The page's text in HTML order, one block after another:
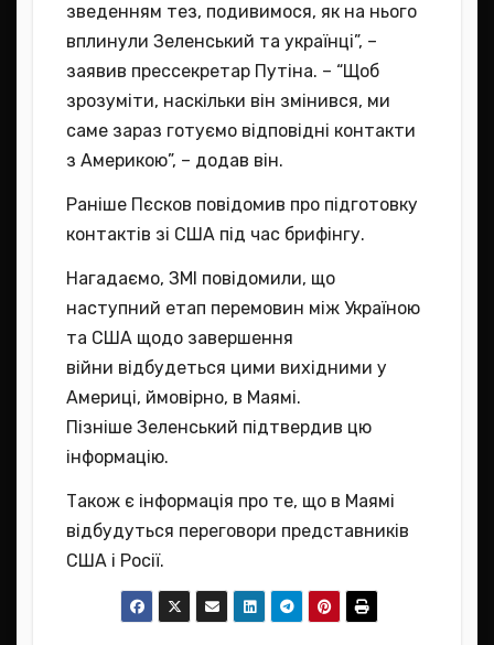
зведенням тез, подивимося, як на нього
вплинули Зеленський та українці”, –
заявив прессекретар Путіна. – “Щоб
зрозуміти, наскільки він змінився, ми
саме зараз готуємо відповідні контакти
з Америкою”, – додав він.
Раніше Пєсков повідомив про підготовку
контактів зі США під час брифінгу.
Нагадаємо, ЗМІ повідомили, що
наступний етап перемовин між Україною
та США щодо завершення
війни відбудеться цими вихідними у
Америці, ймовірно, в Маямі.
Пізніше Зеленський підтвердив цю
інформацію.
Також є інформація про те, що в Маямі
відбудуться переговори представників
США і Росії.